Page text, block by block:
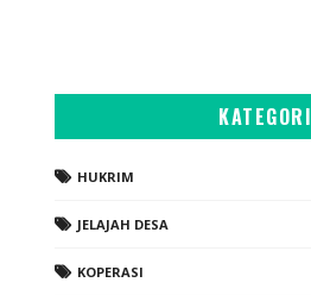
KATEGORI
HUKRIM
JELAJAH DESA
KOPERASI